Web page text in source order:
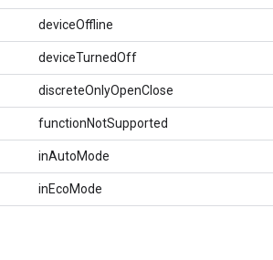
deviceOffline
deviceTurnedOff
discreteOnlyOpenClose
functionNotSupported
inAutoMode
inEcoMode